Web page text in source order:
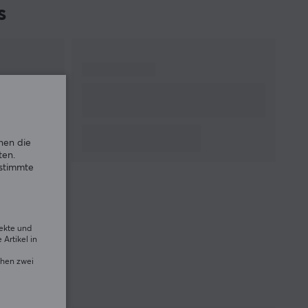
die
und
Artikel in
zwei